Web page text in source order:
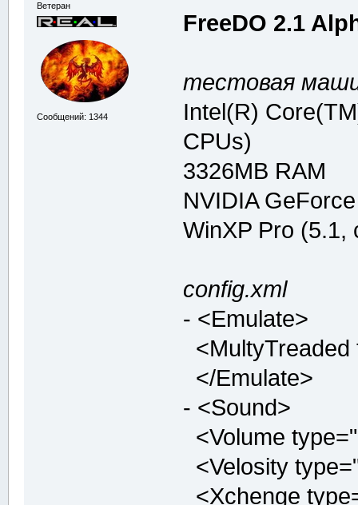
Ветеран
Сообщений: 1344
FreeDO 2.1
тестовая
Intel(R)
CPUs)
3326MB RAM
NVIDIA
WinXP Pro (5.1,
config.xml
- <Emulate>
</Emulate>
- <Sound>
<Volume
<Velosity
<Xchenge